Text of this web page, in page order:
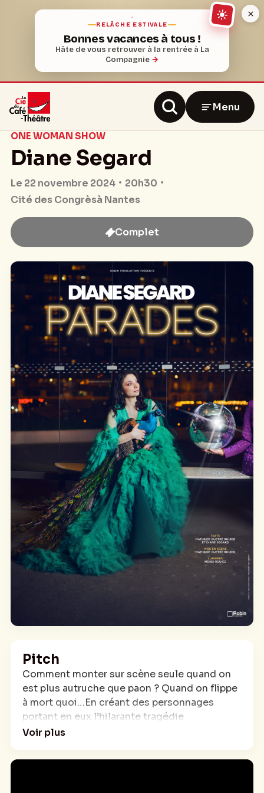
RELÂCHE ESTIVALE
Bonnes vacances à tous !
Hâte de vous retrouver à la rentrée à La
Compagnie →
Menu
ONE WOMAN SHOW
Diane Segard
Le 22 novembre 2024
20h30
Cité des Congrèsà Nantes
Complet
Pitch
Comment monter sur scène seule quand on
est plus autruche que paon ? Quand on flippe
à mort quoi…En créant des personnages
portant en eux l’hilarante tragédie
quotidienne d’être soi et en les laissant parler
Même si eux aussi flippent à mort. Comme
Voir plus